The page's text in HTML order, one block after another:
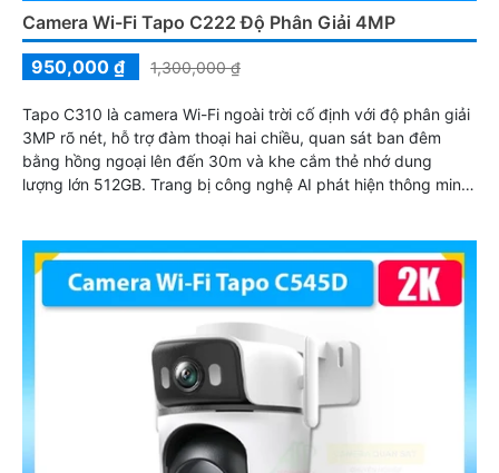
Camera Wi-Fi Tapo C222 Độ Phân Giải 4MP
950,000 ₫
1,300,000 ₫
Tapo C310 là camera Wi-Fi ngoài trời cố định với độ phân giải
3MP rõ nét, hỗ trợ đàm thoại hai chiều, quan sát ban đêm
bằng hồng ngoại lên đến 30m và khe cắm thẻ nhớ dung
lượng lớn 512GB. Trang bị công nghệ AI phát hiện thông minh